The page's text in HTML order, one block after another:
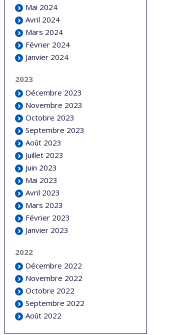
Mai 2024
Avril 2024
Mars 2024
Février 2024
Janvier 2024
2023
Décembre 2023
Novembre 2023
Octobre 2023
Septembre 2023
Août 2023
Juillet 2023
Juin 2023
Mai 2023
Avril 2023
Mars 2023
Février 2023
Janvier 2023
2022
Décembre 2022
Novembre 2022
Octobre 2022
Septembre 2022
Août 2022